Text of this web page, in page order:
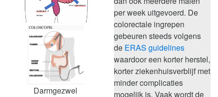
Darmgezwel
per week uitgevoerd. De
colorectale ingrepen
gebeuren steeds volgens
de ERAS guidelines
waardoor een korter herstel,
korter ziekenhuisverblijf met
minder complicaties
mogelijk is. Vaak wordt de